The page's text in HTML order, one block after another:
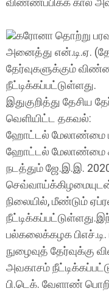
கரோனா தொற்று
அனைத்து என்.டி.ஏ.
தேர்வுகளுக்கும்
நீட்டிக்கப்பட்டுள்ளது.
இதுகுறித்து தேசிய
வெளியிட்ட தகவல்:
ஹோட்டல் மேலாண்மை
ஹோட்டல் மேலாண்மை
நடத்தும் ஜே.இ.இ.
நிலையில், மீண்டும்
நீட்டிக்கப்பட்டுள்ளது.
பல்கலைக்கழக பிஎச்.டி.
நுழைவுத் தேர்வுக்கு
அவகாசம்
பி.டெக். வேளாண்